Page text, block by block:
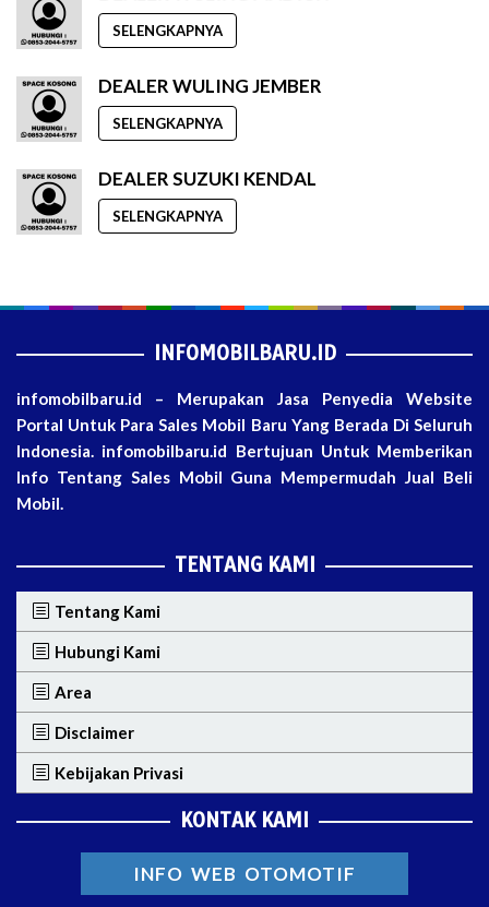
SELENGKAPNYA
DEALER WULING JEMBER
SELENGKAPNYA
DEALER SUZUKI KENDAL
SELENGKAPNYA
INFOMOBILBARU.ID
infomobilbaru.id – Merupakan Jasa Penyedia Website
Portal Untuk Para Sales Mobil Baru Yang Berada Di Seluruh
Indonesia. infomobilbaru.id Bertujuan Untuk Memberikan
Info Tentang Sales Mobil Guna Mempermudah Jual Beli
Mobil.
TENTANG KAMI
Tentang Kami
Hubungi Kami
Area
Disclaimer
Kebijakan Privasi
KONTAK KAMI
INFO WEB OTOMOTIF